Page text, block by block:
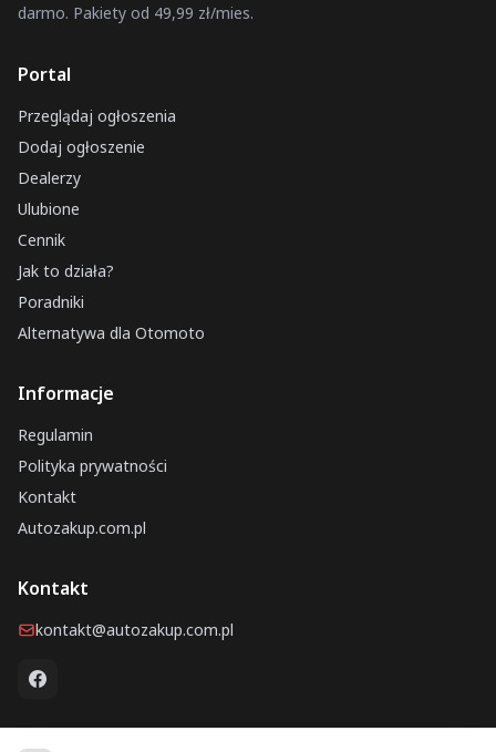
darmo. Pakiety od 49,99 zł/mies.
Portal
Przeglądaj ogłoszenia
Dodaj ogłoszenie
Dealerzy
Ulubione
Cennik
Jak to działa?
Poradniki
Alternatywa dla Otomoto
Informacje
Regulamin
Polityka prywatności
Kontakt
Autozakup.com.pl
Kontakt
kontakt@autozakup.com.pl